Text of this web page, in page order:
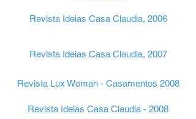
Revista Ideias Casa Claudia, 2006
Revista Ideias Casa Claudia, 2007
Revista Lux Woman - Casamentos 2008
Revista Ideias Casa Claudia - 2008